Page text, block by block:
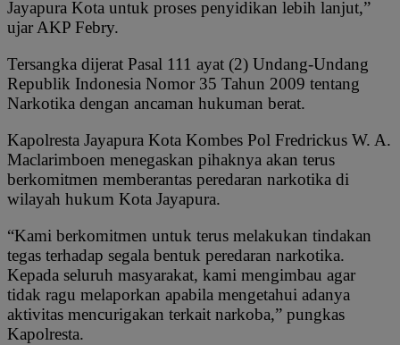
Jayapura Kota untuk proses penyidikan lebih lanjut,”
ujar AKP Febry.
Tersangka dijerat Pasal 111 ayat (2) Undang-Undang
Republik Indonesia Nomor 35 Tahun 2009 tentang
Narkotika dengan ancaman hukuman berat.
Kapolresta Jayapura Kota Kombes Pol Fredrickus W. A.
Maclarimboen menegaskan pihaknya akan terus
berkomitmen memberantas peredaran narkotika di
wilayah hukum Kota Jayapura.
“Kami berkomitmen untuk terus melakukan tindakan
tegas terhadap segala bentuk peredaran narkotika.
Kepada seluruh masyarakat, kami mengimbau agar
tidak ragu melaporkan apabila mengetahui adanya
aktivitas mencurigakan terkait narkoba,” pungkas
Kapolresta.